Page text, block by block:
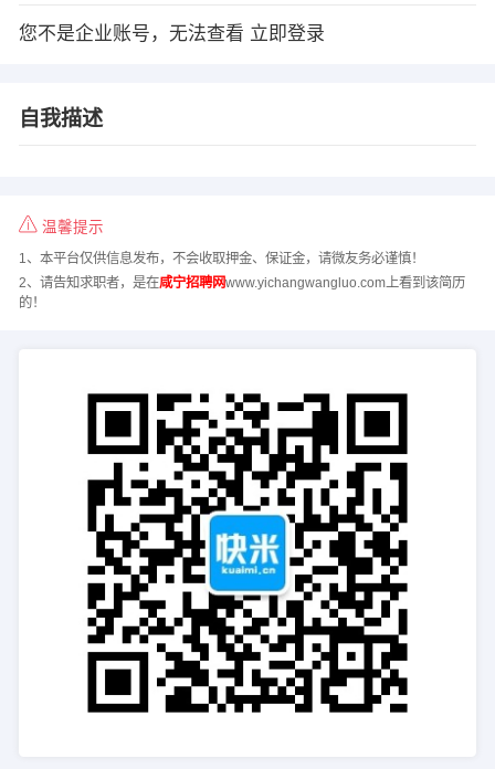
您不是企业账号，无法查看 立即登录
自我描述
温馨提示
1、本平台仅供信息发布，不会收取押金、保证金，请微友务必谨慎！
2、请告知求职者，是在咸宁招聘网www.yichangwangluo.com上看到该简历
的！